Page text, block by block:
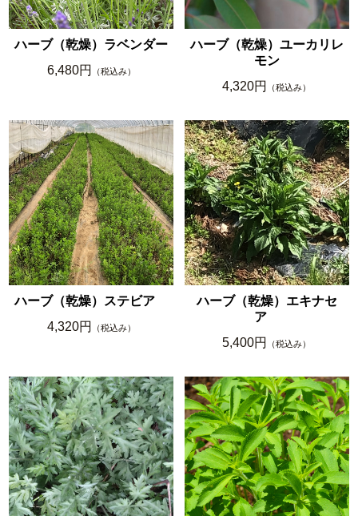
ハーブ（乾燥）ラベンダー
6,480円
（税込み）
ハーブ（乾燥）ユーカリレ
モン
4,320円
（税込み）
ハーブ（乾燥）ステビア
4,320円
（税込み）
ハーブ（乾燥）エキナセ
ア
5,400円
（税込み）